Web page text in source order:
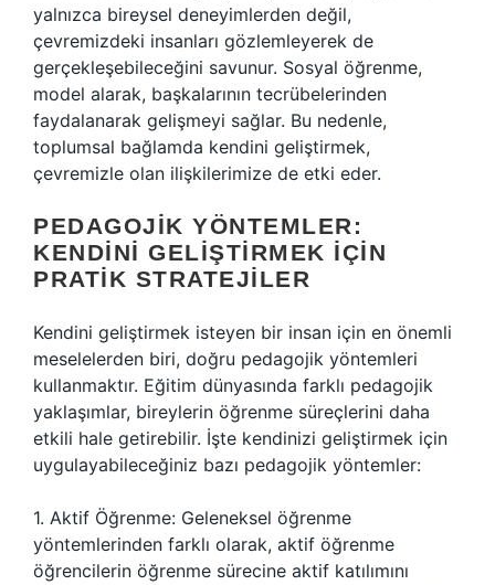
yalnızca bireysel deneyimlerden değil,
çevremizdeki insanları gözlemleyerek de
gerçekleşebileceğini savunur. Sosyal öğrenme,
model alarak, başkalarının tecrübelerinden
faydalanarak gelişmeyi sağlar. Bu nedenle,
toplumsal bağlamda kendini geliştirmek,
çevremizle olan ilişkilerimize de etki eder.
PEDAGOJIK YÖNTEMLER:
KENDINI GELIŞTIRMEK İÇIN
PRATIK STRATEJILER
Kendini geliştirmek isteyen bir insan için en önemli
meselelerden biri, doğru pedagojik yöntemleri
kullanmaktır. Eğitim dünyasında farklı pedagojik
yaklaşımlar, bireylerin öğrenme süreçlerini daha
etkili hale getirebilir. İşte kendinizi geliştirmek için
uygulayabileceğiniz bazı pedagojik yöntemler:
1. Aktif Öğrenme: Geleneksel öğrenme
yöntemlerinden farklı olarak, aktif öğrenme
öğrencilerin öğrenme sürecine aktif katılımını